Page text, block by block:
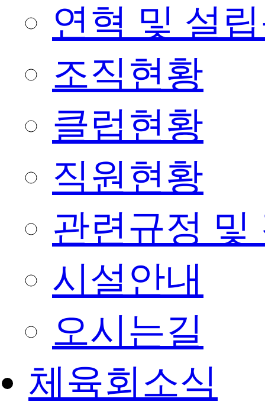
연혁 및 설
조직현황
클럽현황
직원현황
관련규정 및
시설안내
오시는길
체육회소식